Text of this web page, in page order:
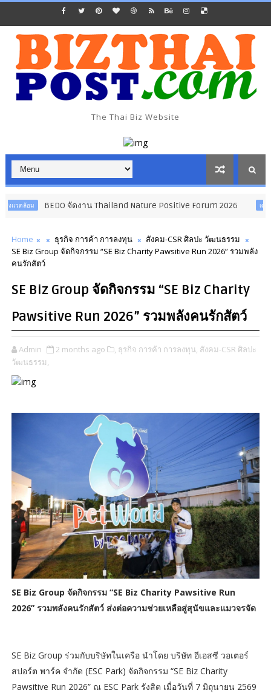
The Thai Biz Website
BEDO จัดงาน Thailand Nature Positive Forum 2026 เศรษฐกิจ อุตสาหกร
Home ธุรกิจ การค้า การลงทุน
สังคม-CSR ศิลปะ วัฒนธรรม
SE Biz Group จัดกิจกรรม “SE Biz Charity Pawsitive Run 2026” รวมพลัง
คนรักสัตว์
SE Biz Group จัดกิจกรรม “SE Biz Charity
Pawsitive Run 2026” รวมพลังคนรักสัตว์
Admin 2 months ago ​, ธุรกิจ การค้า การลงทุน, สังคม-CSR ศิลปะ
วัฒนธรรม,
SE Biz Group จัดกิจกรรม “SE Biz Charity Pawsitive Run
2026” รวมพลังคนรักสัตว์ ส่งต่อความช่วยเหลือสู่สุนัขและแมวจรจัด
SE Biz Group ร่วมกับบริษัทในเครือ นำโดย บริษัท อีเอสซี วอเตอร์
สปอร์ต พาร์ค จำกัด (ESC Park) จัดกิจกรรม “SE Biz Charity
Pawsitive Run 2026” ณ ESC Park รังสิต เมื่อวันที่ 7 มิถุนายน 2569